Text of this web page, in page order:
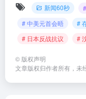
新闻60秒
# 中美元首会晤
#
# 日本反战抗议
#
© 版权声明
文章版权归作者所有，未